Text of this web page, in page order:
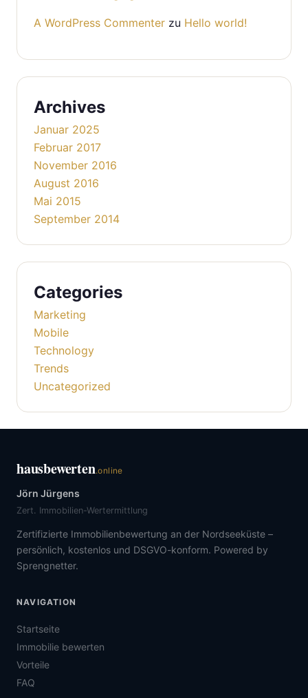
A WordPress Commenter zu Hello world!
Archives
Januar 2025
Februar 2017
November 2016
August 2016
Mai 2015
September 2014
Categories
Marketing
Mobile
Technology
Trends
Uncategorized
hausbewerten.online
Jörn Jürgens
Zert. Immobilien-Wertermittlung
Zertifizierte Immobilienbewertung an der Nordseeküste –
persönlich, kostenlos und DSGVO-konform. Powered by
Sprengnetter.
NAVIGATION
Startseite
Immobilie bewerten
Vorteile
FAQ